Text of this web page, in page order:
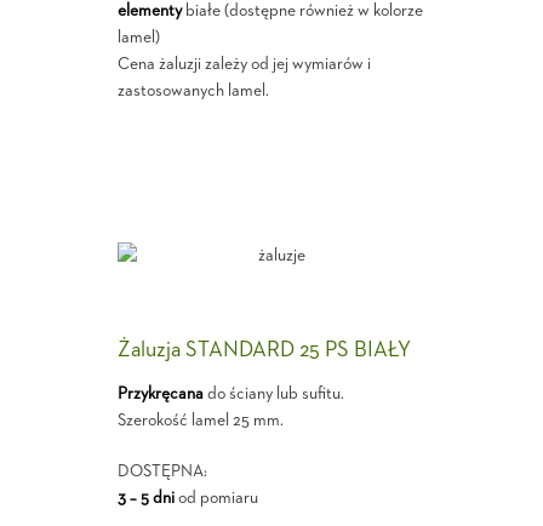
elementybiałe (dostępne również w kolorze
lamel)
Cena żaluzji zależy od jej wymiarów i
zastosowanych lamel.
Żaluzja STANDARD 25 PS BIAŁY
Przykręcanado ściany lub sufitu.
Szerokość lamel 25 mm.
DOSTĘPNA:
3 – 5 dniod pomiaru